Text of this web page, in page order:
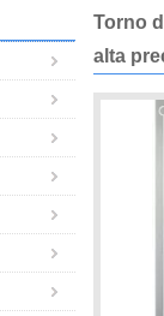
Torno
alta